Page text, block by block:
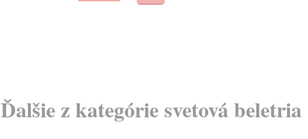
Ďalšie z kategórie svetová beletria